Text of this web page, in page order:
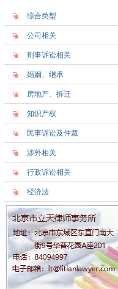
综合类型
公司相关
刑事诉讼相关
婚姻、继承
房地产、拆迁
知识产权
民事诉讼及仲裁
涉外相关
行政诉讼相关
经济法